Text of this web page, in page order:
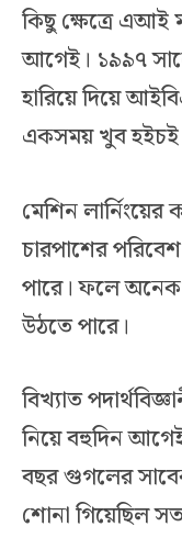
কিছু ক্ষেত্রে এআই
আগেই। ১৯৯৭
হারিয়ে দিয়ে
একসময় খুব হইচই
মেশিন লার্নিংয়ের
চারপাশের
পারে। ফলে
উঠতে পারে।
বিখ্যাত
নিয়ে বহুদিন
বছর গুগলের
শোনা গিয়েছিল